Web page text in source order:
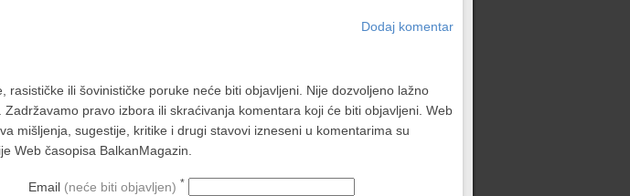
Dodaj komentar
ili šovinističke poruke neće biti objavljeni. Nije dozvoljeno lažno
pravo izbora ili skraćivanja komentara koji će biti objavljeni. Web
mišljenja, sugestije, kritike i drugi stavovi izneseni u komentarima su
Web časopisa BalkanMagazin.
Email (neće biti objavljen) *